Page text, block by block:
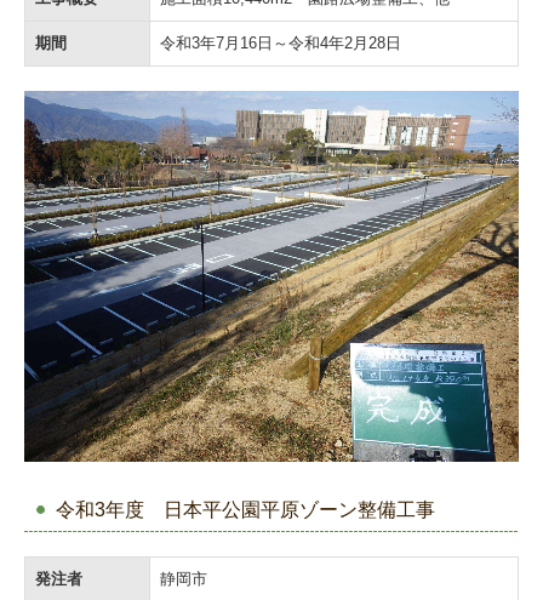
期間 令和3年7月16日～令和4年2月28日
令和3年度 日本平公園平原ゾーン整備工事
発注者 静岡市